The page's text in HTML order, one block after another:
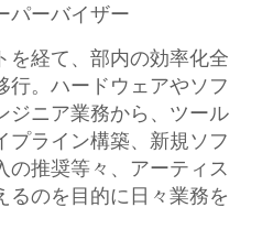
パーバイザー
を経て、部内の効率化全
行。ハードウェアやソフ
ジニア業務から、ツール
プライン構築、新規ソフ
の推奨等々、アーティス
るのを目的に日々業務を